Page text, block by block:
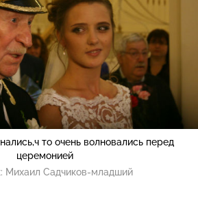
то очень волновались перед
церемонией
Михаил Садчиков-младший